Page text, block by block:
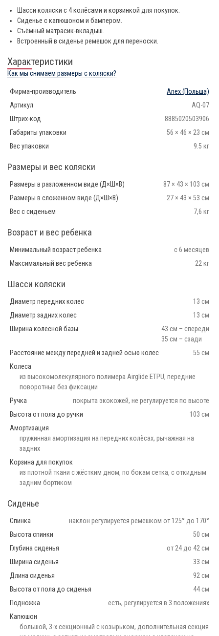
Шасси коляски с 4 колёсами и корзинкой для покупок.
Сиденье с капюшоном и бампером.
Съёмный матрасик-вкладыш.
Встроенный в сиденье ремешок для переноски.
Характеристики
Как мы снимаем размеры с коляски?
Фирма-производитель Anex(Польша)
Артикул
AQ-07
Штрих-код
8885020503906
Габариты упаковки
56 × 46 × 23 см
Вес упаковки
9.5 кг
Размеры и вес коляски
Размеры в разложенном виде (Д×Ш×В)
87 × 43 × 103 см
Размеры в сложенном виде (Д×Ш×В)
27 × 43 × 53 см
Вес с сиденьем
7,6 кг
Возраст и вес ребенка
Минимальный возраст ребенка
с 6 месяцев
Максимальный вес ребенка
22 кг
Шасси коляски
Диаметр передних колес
13 см
Диаметр задних колес
13 см
Ширина колесной базы
43 см – спереди
35 см – сзади
Расстояние между передней и задней осью колес
55 см
Колеса
из высокомолекулярного полимера Airglide ETPU, передние
поворотные без фиксации
Ручка
покрыта экокожей, не регулируется по высоте
Высота от пола до ручки
103 см
Амортизация
пружинная амортизация на передних колёсах, рычажная на
задних
Корзина для покупок
из плотной ткани с жёстким дном, по бокам сетка, с откидным
задним бортиком
Сиденье
Спинка
наклон регулируется ремешком от 125° до 170°
Высота спинки
50 см
Глубина сиденья
от 24 до 42 см
Ширина сиденья
33 см
Длина сиденья
92 см
Высота от пола до сиденья
44 см
Подножка
есть, регулируется в 3 положениях
Капюшон
большой, 3-х секционный с козырьком, дополнительная секция